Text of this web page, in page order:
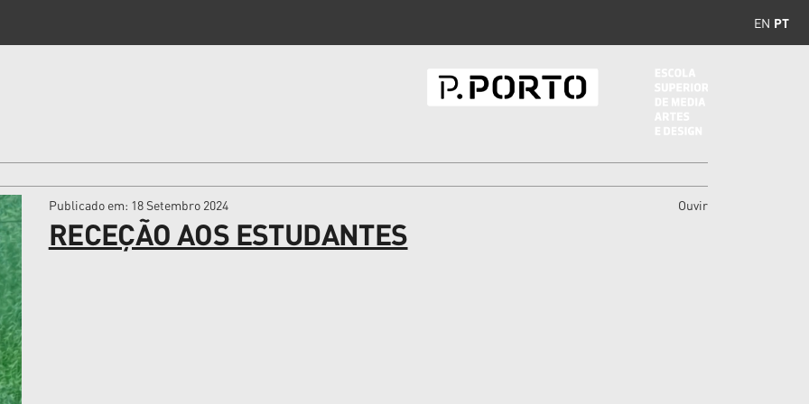
EN PT
Publicado em: 18 Setembro 2024 Ouvir
RECEÇÃO AOS ESTUDANTES